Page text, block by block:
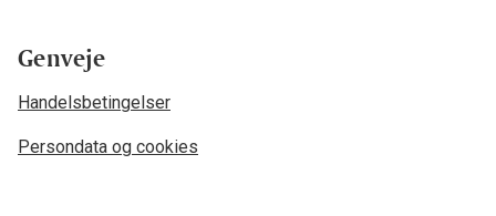
Genveje
Handelsbetingelser
Persondata og cookies